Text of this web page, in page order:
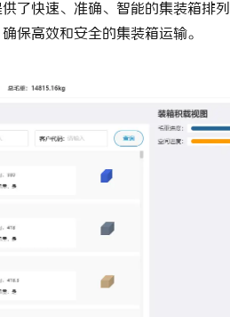
了快速、准确、智能的集装箱排
保高效和安全的集装箱运输。